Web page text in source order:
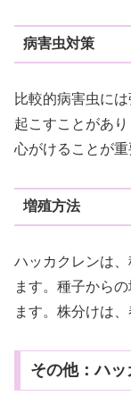
病害虫対策
比較的病害虫に
起こすことがあ
心がけることが重
増殖方法
ハッカクレンは
ます。種子から
ます。株分けは
その他：ハ